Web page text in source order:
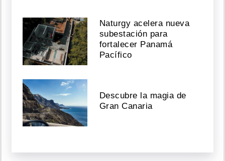
Naturgy acelera nueva
subestación para
fortalecer Panamá
Pacífico
Descubre la magia de
Gran Canaria